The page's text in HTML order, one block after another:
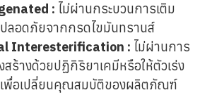
: ไม่ผ่านกระบวนการเติม
ปลอดภัยจากกรดไขมันทรานส์
Interesterification : ไม่ผ่านการ
ร้างด้วยปฏิกิริยาเคมีหรือให้ตัวเร่ง
พื่อเปลี่ยนคุณสมบัติของผลิตภัณฑ์